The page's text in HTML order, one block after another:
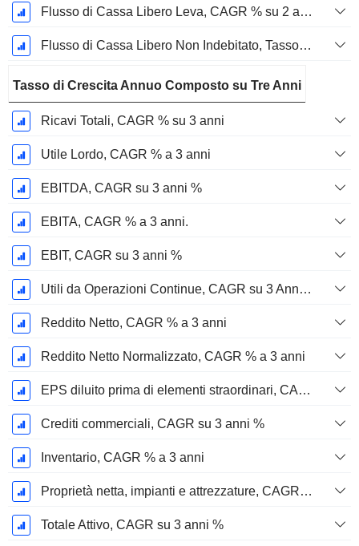
Flusso di Cassa Libero Leva, CAGR % su 2 anni
Flusso di Cassa Libero Non Indebitato, Tasso di Crescita Annuo Composto su 2 Anni %
Tasso di Crescita Annuo Composto su Tre Anni
Ricavi Totali, CAGR % su 3 anni
Utile Lordo, CAGR % a 3 anni
EBITDA, CAGR su 3 anni %
EBITA, CAGR % a 3 anni.
EBIT, CAGR su 3 anni %
Utili da Operazioni Continue, CAGR su 3 Anni %
Reddito Netto, CAGR % a 3 anni
Reddito Netto Normalizzato, CAGR % a 3 anni
EPS diluito prima di elementi straordinari, CAGR su 3 anni %
Crediti commerciali, CAGR su 3 anni %
Inventario, CAGR % a 3 anni
Proprietà netta, impianti e attrezzature, CAGR su 3 anni %
Totale Attivo, CAGR su 3 anni %